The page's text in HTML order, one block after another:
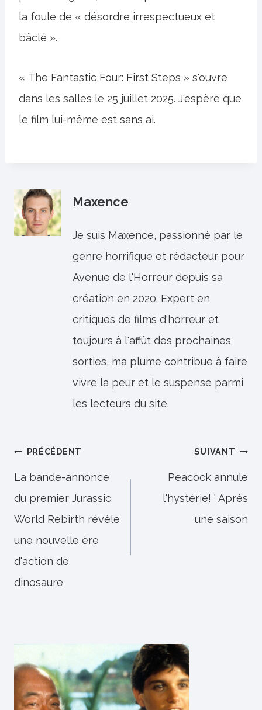
la foule de « désordre irrespectueux et
bâclé ».
« The Fantastic Four: First Steps » s'ouvre
dans les salles le 25 juillet 2025. J'espère que
le film lui-même est sans ai.
Maxence
Je suis Maxence, passionné par le
genre horrifique et rédacteur pour
Avenue de l'Horreur depuis sa
création en 2020. Expert en
critiques de films d'horreur et
toujours à l'affût des prochaines
sorties, ma plume contribue à faire
vivre la peur et le suspense parmi
les lecteurs du site.
Navigation
de
l’article
PRÉCÉDENT
La bande-annonce
du premier Jurassic
World Rebirth révèle
une nouvelle ère
d'action de
dinosaure
SUIVANT
Peacock annule
l'hystérie! ' Après
une saison